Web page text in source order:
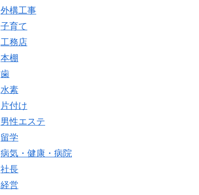
外構工事
子育て
工務店
本棚
歯
水素
片付け
男性エステ
留学
病気・健康・病院
社長
経営